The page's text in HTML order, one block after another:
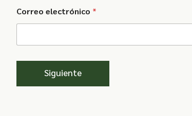
S
a
t
s
Correo electrónico *
Siguiente